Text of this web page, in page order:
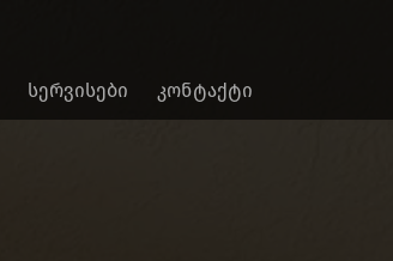
ᲡᲔᲠᲕᲘᲡᲔᲑᲘ ᲙᲝᲜᲢᲐᲥᲢᲘ